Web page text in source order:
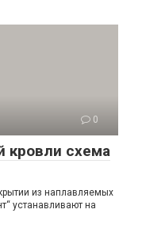
0
кровли схема
из наплавляемых
устанавливают на